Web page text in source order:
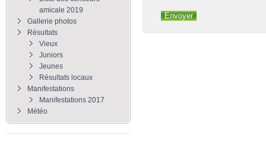
amicale 2019
Gallerie photos
Résultats
Vieux
Juniors
Jeunes
Résultats locaux
Manifestations
Manifestations 2017
Météo
Envoyer